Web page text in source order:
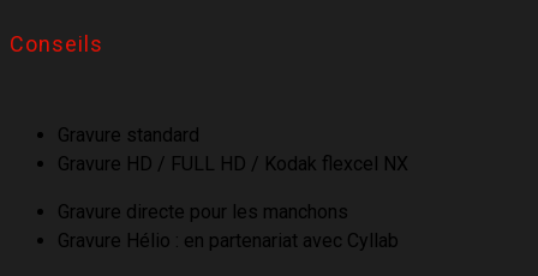
Conseils
Gravure standard
Gravure HD / FULL HD / Kodak flexcel NX
Gravure directe pour les manchons
Gravure Hélio : en partenariat avec Cyllab